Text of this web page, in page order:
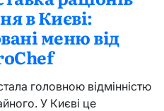
в Києві:
меню від
головною відмінністю
У Києві це